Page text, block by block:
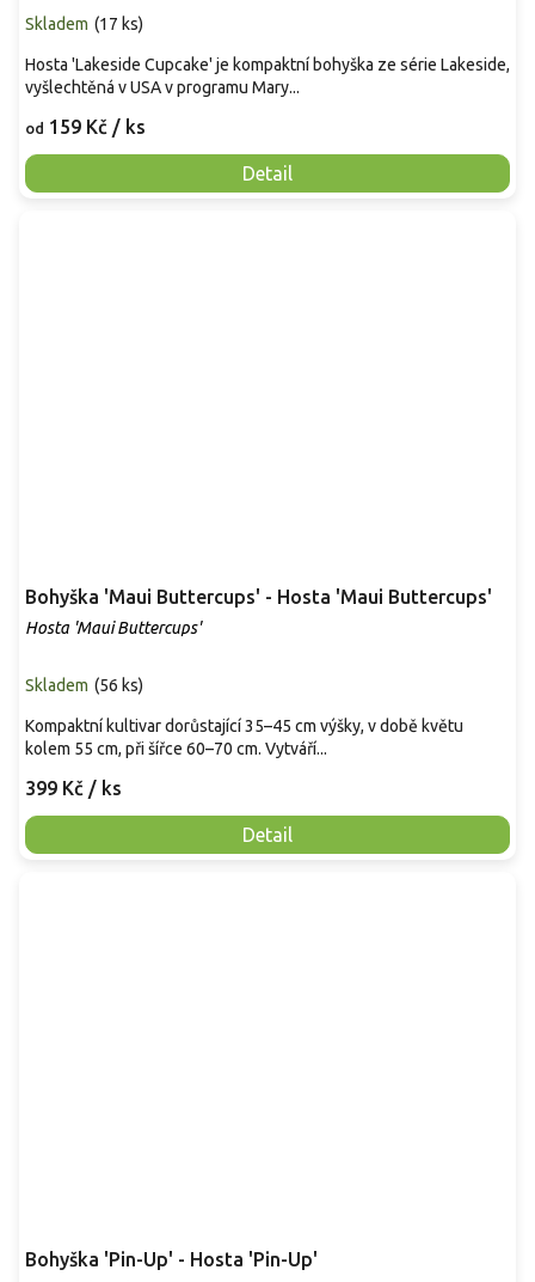
Skladem (17 ks)
od 159 Kč / ks
Detail
Hosta 'Lakeside Cupcake' je kompaktní bohyška ze série Lakeside,
vyšlechtěná v USA v programu Mary...
Bohyška 'Maui Buttercups' - Hosta 'Maui Buttercups'
Hosta 'Maui Buttercups'
Skladem (56 ks)
399 Kč / ks
Detail
Kompaktní kultivar dorůstající 35–45 cm výšky, v době květu
kolem 55 cm, při šířce 60–70 cm. Vytváří...
Bohyška 'Pin-Up' - Hosta 'Pin-Up'